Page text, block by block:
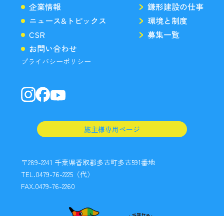
企業情報
ニュース&トピックス
CSR
お問い合わせ
プライバシーポリシー
鎌形建設の仕事
環境と制度
募集一覧
施主様専用ページ
〒289-2241 千葉県香取郡多古町多古591番地
TEL.0479-76-2225（代）
FAX.0479-76-2260